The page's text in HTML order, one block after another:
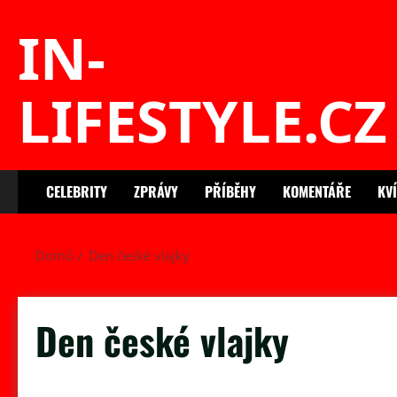
IN-
LIFESTYLE.CZ
CELEBRITY ZPRÁVY PŘÍBĚHY KOMENTÁŘE
Domů Den české vlajky
Den české vlajky